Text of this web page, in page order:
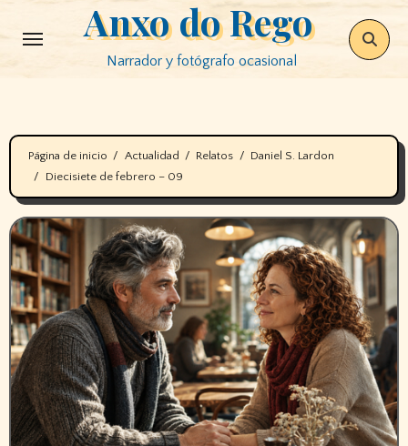
al
Anxo do Rego
Narrador y fotógrafo ocasional
Página de inicio Actualidad Relatos
Daniel S. Lardon
Diecisiete de febrero – 09